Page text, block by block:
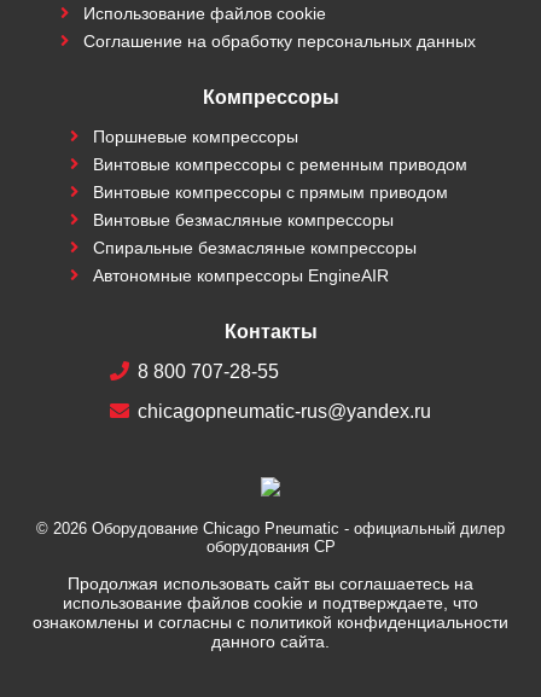
Использование файлов cookie
Соглашение на обработку персональных данных
Компрессоры
Поршневые компрессоры
Винтовые компрессоры с ременным приводом
Винтовые компрессоры с прямым приводом
Винтовые безмасляные компрессоры
Спиральные безмасляные компрессоры
Автономные компрессоры EngineAIR
Контакты
8 800 707-28-55
chicagopneumatic-rus@yandex.ru
© 2026 Оборудование Chicago Pneumatic - официальный дилер
оборудования CP
Продолжая использовать сайт вы соглашаетесь на
использование файлов cookie и подтверждаете, что
ознакомлены и согласны с политикой конфиденциальности
данного сайта.